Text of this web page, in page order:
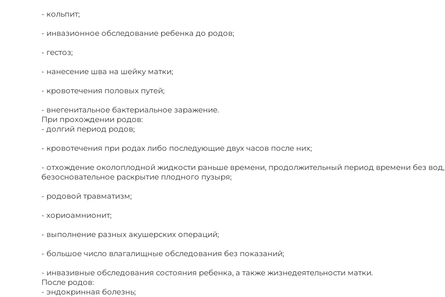
- кольпит;
- инвазионное обследование ребенка до родов;
- гестоз;
- нанесение шва на шейку матки;
- кровотечения половых путей;
- внегенитальное бактериальное заражение.
При прохождении родов:
- долгий период родов;
- кровотечения при родах либо последующие двух часов после них;
- отхождение околоплодной жидкости раньше времени, продолжительный период времени без вод,
безосновательное раскрытие плодного пузыря;
- родовой травматизм;
- хориоамнионит;
- выполнение разных акушерских операций;
- большое число влагалищные обследования без показаний;
- инвазивные обследования состояния ребенка, а также жизнедеятельности матки.
После родов:
- эндокринная болезнь;